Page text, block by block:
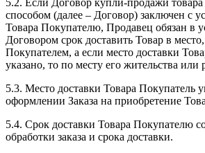
способом (далее – Договор) заключен с
Товара Покупателю, Продавец обязан в
Договором срок доставить Товар в
Покупателем, а если место доставки
указано, то по месту его жительства или
5.3. Место доставки Товара Покупатель
оформлении Заказа на приобретение
5.4. Срок доставки Товара Покупателю
обработки заказа и срока доставки.